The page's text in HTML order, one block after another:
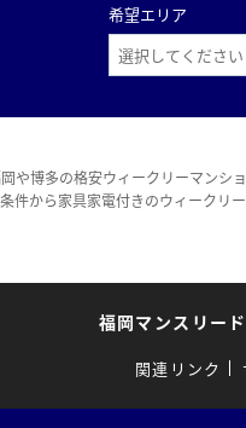
希望エリア
や博多の格安ウィークリーマン
件から家具家電付きのウィーク
福岡マンスリー
関連リンク